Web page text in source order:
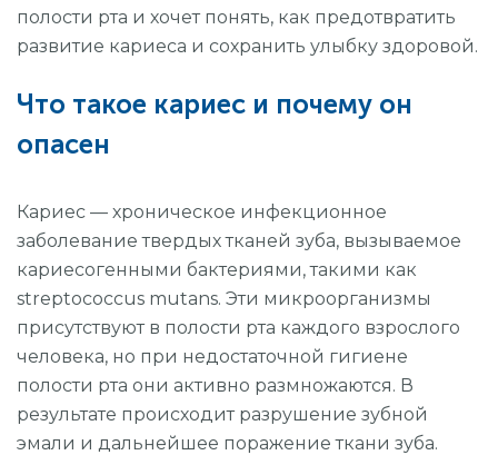
ХИРУРГИЧЕСКАЯ СТОМАТОЛОГИЯ
Компьютерная томография
Составление плана операции по результатам КТ
Панорамный снимок (все зубы)
3D-диагностика
полости рта и хочет понять, как предотвратить
развитие кариеса и сохранить улыбку здоровой.
Что такое кариес и почему он
опасен
Кариес — хроническое инфекционное
заболевание твердых тканей зуба, вызываемое
кариесогенными бактериями, такими как
streptococcus mutans. Эти микроорганизмы
присутствуют в полости рта каждого взрослого
человека, но при недостаточной гигиене
полости рта они активно размножаются. В
результате происходит разрушение зубной
эмали и дальнейшее поражение ткани зуба.